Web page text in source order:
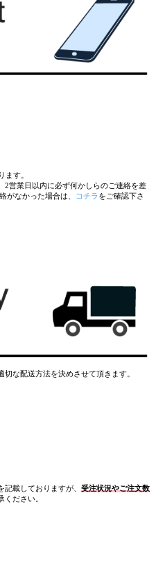
ます。
営業日以内に必ず何かしらのご連絡を差
がなかった場合は、
コチラ をご確認下さ
な配送方法を決めさせて頂きます。
載しておりますが、 受注状況やご注文数
ください。